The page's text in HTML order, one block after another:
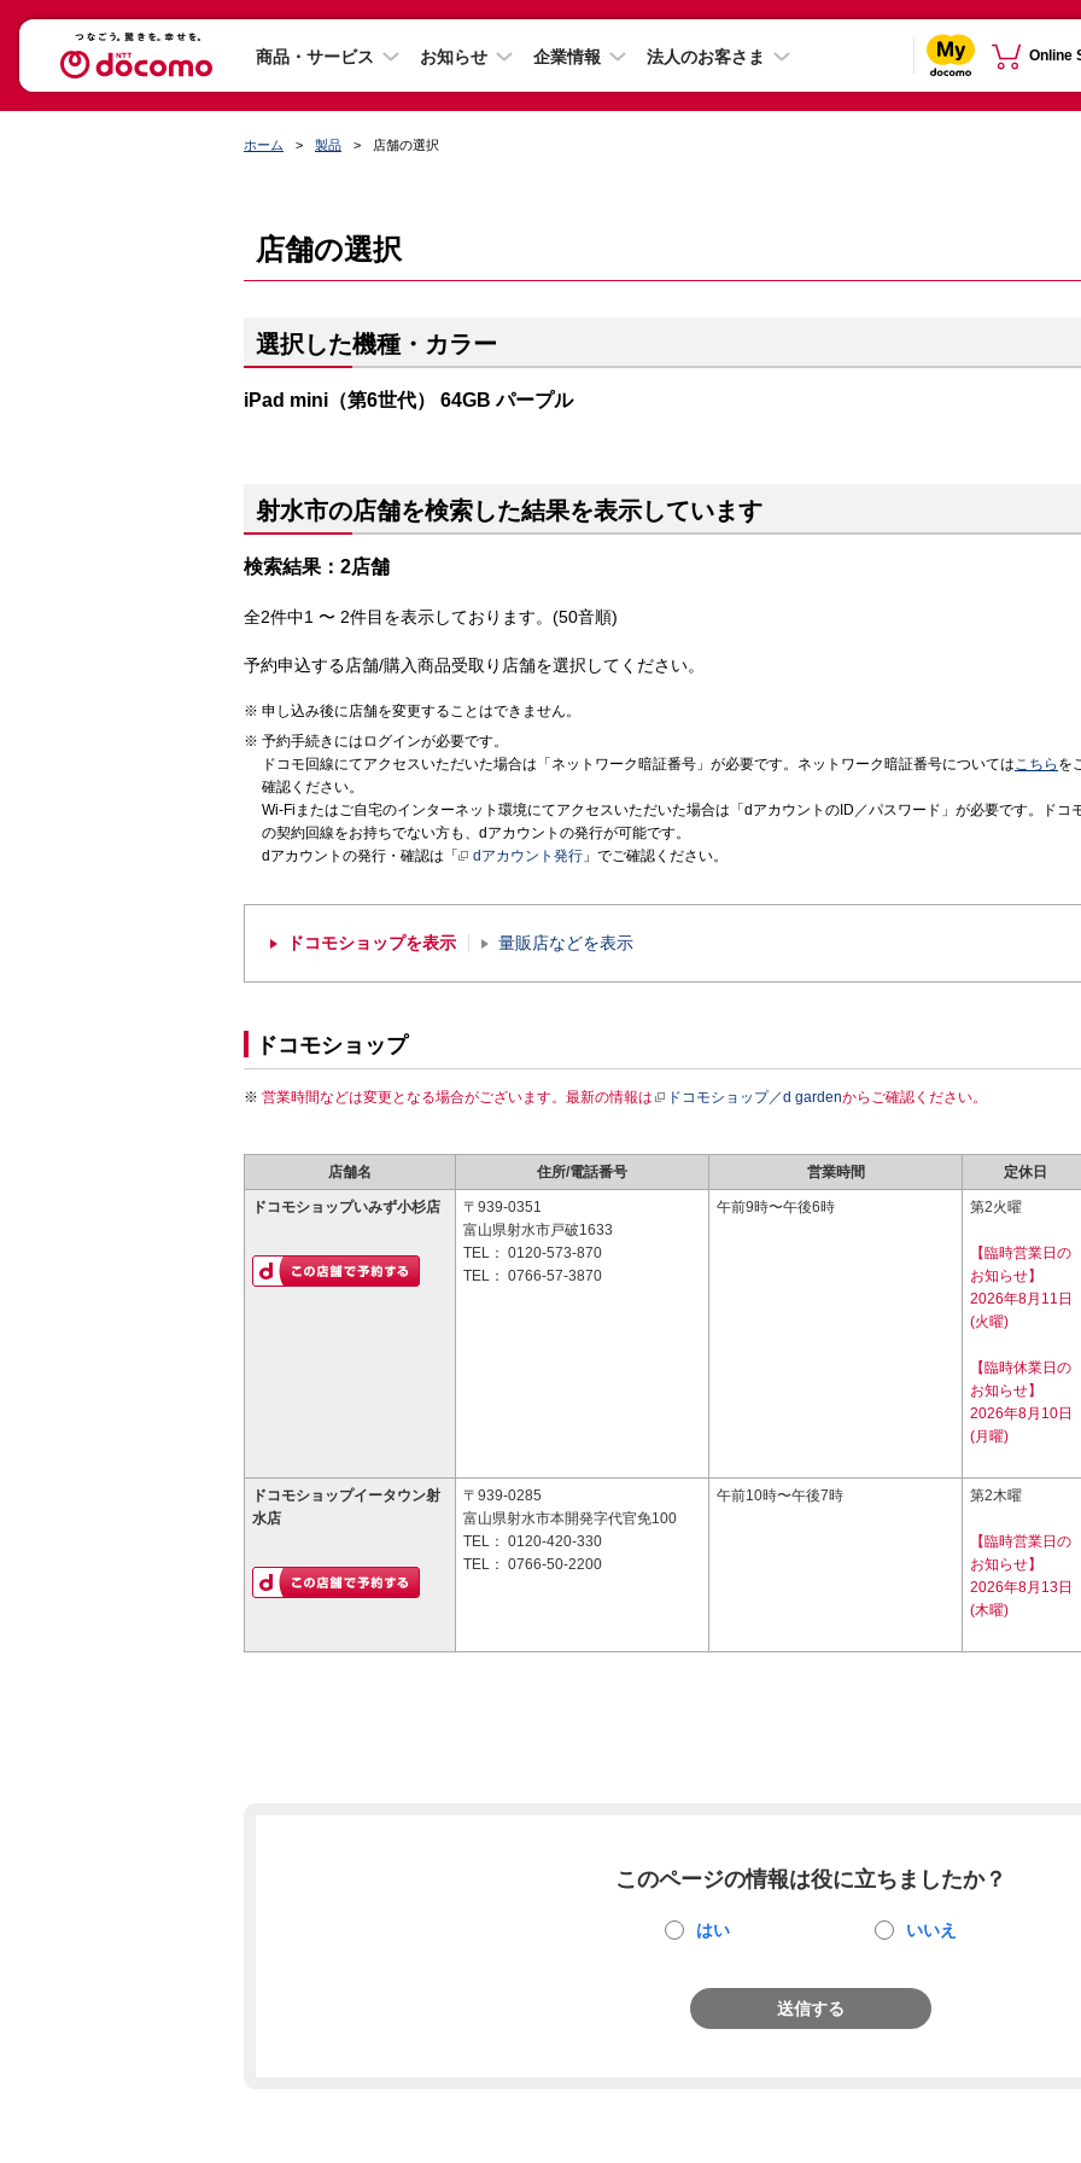
商品・サービス お知らせ 企業情報 法人のお客さま Online
ホーム 製品 店舗の選択
店舗の選択
選択した機種・カラー
iPad mini（第6世代） 64GB パープル
射水市の店舗を検索した結果を表示しています
検索結果：2店舗
全2件中1 〜 2件目を表示しております。(50音順)
予約申込する店舗/購入商品受取り店舗を選択してください。
申し込み後に店舗を変更することはできません。
予約手続きにはログインが必要です。
ドコモ回線にてアクセスいただいた場合は「ネットワーク暗証番号」が必要です。ネットワーク暗証番号についてはこちら を
確認ください。
Wi-Fiまたはご自宅のインターネット環境にてアクセスいただいた場合は「dアカウントのID／パスワード」が必要です。ドコ
の契約回線をお持ちでない方も、dアカウントの発行が可能です。
dアカウントの発行・確認は「
dアカウント発行 」でご確認ください。
ドコモショップを表示 量販店などを表示
ドコモショップ
営業時間などは変更となる場合がございます。最新の情報は ドコモショップ／d gardenからご確認ください。
店舗名 住所/電話番号 営業時間 定休日
ドコモショップいみず小杉店
〒939-0351
富山県射水市戸破1633
TEL： 0120-573-870
TEL： 0766-57-3870
午前9時〜午後6時 第2火曜
【臨時営業日の
お知らせ】
2026年8月11日
(火曜)
【臨時休業日の
お知らせ】
2026年8月10日
(月曜)
ドコモショップイータウン射
水店
〒939-0285
富山県射水市本開発字代官免100
TEL： 0120-420-330
TEL： 0766-50-2200
午前10時〜午後7時 第2木曜
【臨時営業日の
お知らせ】
2026年8月13日
(木曜)
このページの情報は役に立ちましたか？
はい いいえ
送信する